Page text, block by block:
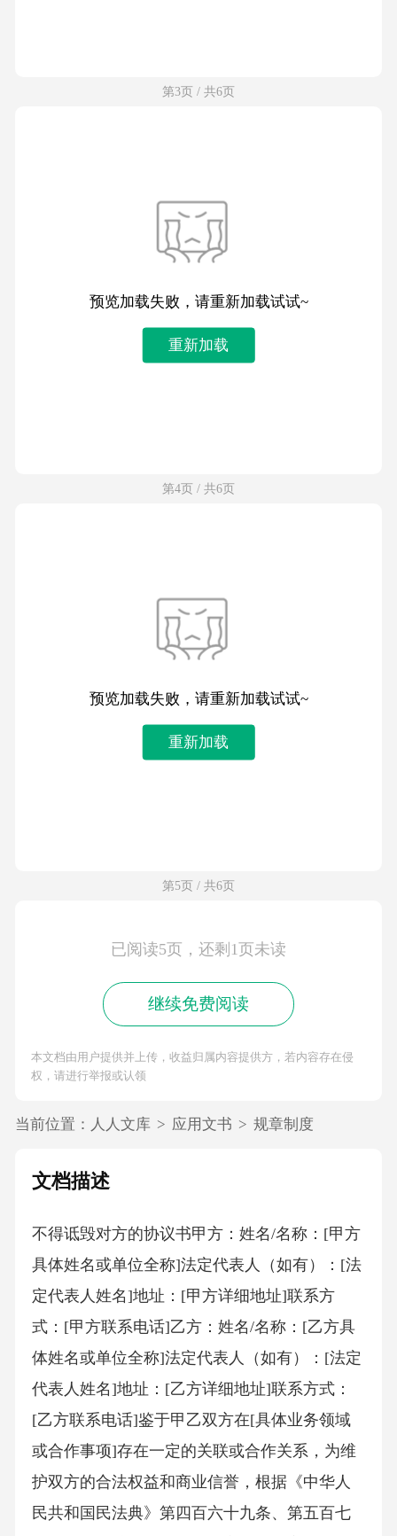
第3页 / 共6页
预览加载失败，请重新加载试试~
重新加载
第4页 / 共6页
预览加载失败，请重新加载试试~
重新加载
第5页 / 共6页
已阅读5页，还剩1页未读
继续免费阅读
本文档由用户提供并上传，收益归属内容提供方，若内容存在侵
权，请进行举报或认领
当前位置： 人人文库 > 应用文书 > 规章制度
文档描述
不得诋毁对方的协议书甲方：姓名/名称：[甲方
具体姓名或单位全称]法定代表人（如有）：[法
定代表人姓名]地址：[甲方详细地址]联系方
式：[甲方联系电话]乙方：姓名/名称：[乙方具
体姓名或单位全称]法定代表人（如有）：[法定
代表人姓名]地址：[乙方详细地址]联系方式：
[乙方联系电话]鉴于甲乙双方在[具体业务领域
或合作事项]存在一定的关联或合作关系，为维
护双方的合法权益和商业信誉，根据《中华人
民共和国民法典》第四百六十九条、第五百七